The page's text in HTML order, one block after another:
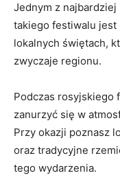
Jednym z
takiego festiwalu
lokalnych⁤ świętach,
zwyczaje regionu.
Podczas rosyjskiego
zanurzyć ⁣się​ w
Przy⁢ okazji poznasz
oraz tradycyjne
‌tego wydarzenia.